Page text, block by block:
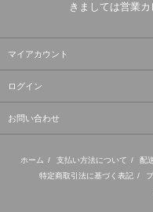
きましては営業カ
マイアカウント
ログイン
お問い合わせ
ホーム / 支払い方法について / 配
特定商取引法に基づく表記 /